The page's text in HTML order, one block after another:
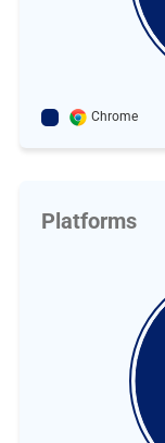
Chrome
Platforms